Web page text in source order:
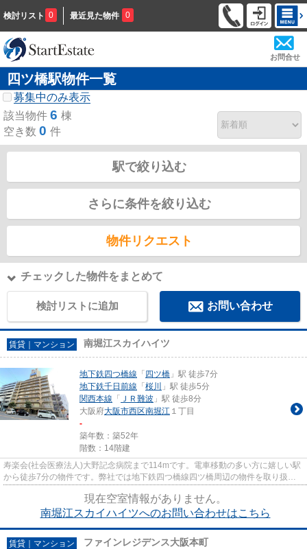
検討リスト 0 最近見た物件 0
お問合せ
四ツ橋駅物件一覧
募集中のみ表示
該当物件 6 棟
空き数 0 件
駅で絞り込む
さらに条件を絞り込む
物件リクエスト
チェックした物件をまとめて
検討リストに追加 お問い合わせ
賃貸｜マンション 南堀江スカイハイツ
地下鉄四つ橋線 「 四ツ橋 」駅 徒歩7分
地下鉄千日前線 「 桜川
」駅 徒歩5分
関西本線 「 ＪＲ難波 」駅 徒歩8分
大阪府大阪市西区南堀江 １丁目
-
築年数：築52年
階数：14階建
寿楽会(社会医療法人)大野記念病院まで114mです。電車移動の多い方に嬉しい駅
から徒歩7分の物件です。弊社では地下鉄四つ橋線四ツ橋周辺の物件を取り扱っ
現在空室情報がありません。
南堀江スカイハイツへのお問い合わせはこちら
賃貸｜マンション ファインレジデンス大阪本町